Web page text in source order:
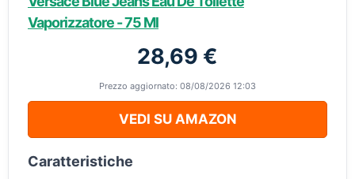
Vaporizzatore - 75 Ml
28,69 €
Prezzo aggiornato: 08/08/2026 12:03
VEDI SU AMAZON
Caratteristiche